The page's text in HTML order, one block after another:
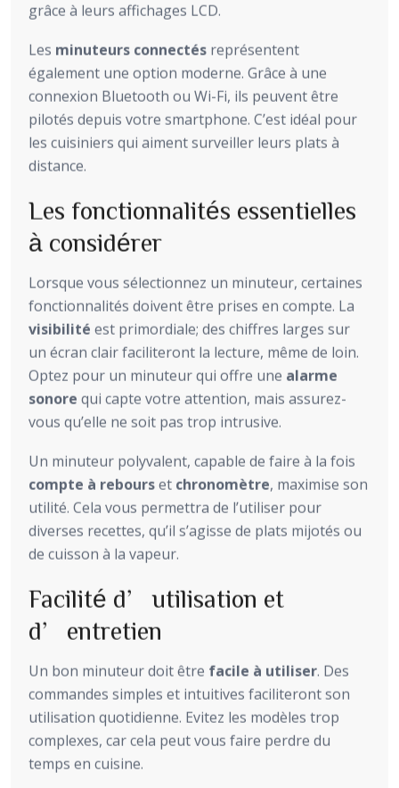
grâce à leurs affichages LCD.
Les minuteurs connectés représentent
également une option moderne. Grâce à une
connexion Bluetooth ou Wi-Fi, ils peuvent être
pilotés depuis votre smartphone. C’est idéal pour
les cuisiniers qui aiment surveiller leurs plats à
distance.
Les fonctionnalités essentielles
à considérer
Lorsque vous sélectionnez un minuteur, certaines
fonctionnalités doivent être prises en compte. La
visibilité est primordiale; des chiffres larges sur
un écran clair faciliteront la lecture, même de loin.
Optez pour un minuteur qui offre une alarme
sonore qui capte votre attention, mais assurez-
vous qu’elle ne soit pas trop intrusive.
Un minuteur polyvalent, capable de faire à la fois
compte à rebourset chronomètre, maximise son
utilité. Cela vous permettra de l’utiliser pour
diverses recettes, qu’il s’agisse de plats mijotés ou
de cuisson à la vapeur.
Facilité d’utilisation et
d’entretien
Un bon minuteur doit être facile à utiliser. Des
commandes simples et intuitives faciliteront son
utilisation quotidienne. Evitez les modèles trop
complexes, car cela peut vous faire perdre du
temps en cuisine.